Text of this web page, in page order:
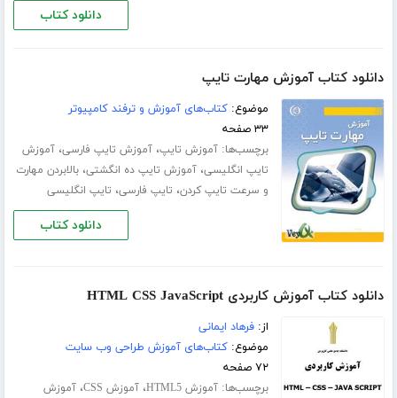
دانلود کتاب
دانلود کتاب آموزش مهارت تایپ
موضوع:کتاب‌های آموزش و ترفند کامپیوتر
۳۳ صفحه
برچسب‌ها:آموزش تایپ،آموزش تایپ فارسی،آموزش
تایپ انگلیسی،آموزش تایپ ده انگشتی،بالابردن مهارت
و سرعت تایپ کردن، تایپ فارسی، تایپ انگلیسی
دانلود کتاب
دانلود کتاب آموزش کاربردی HTML CSS JavaScript
از:فرهاد ایمانی
موضوع:کتاب‌های آموزش طراحی وب سایت
۷۲ صفحه
برچسب‌ها:آموزش HTML5 ،آموزش CSS ،آموزش